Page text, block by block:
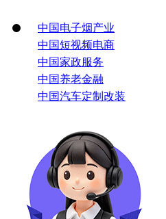
中国电子烟产业
中国短视频电商
中国家政服务
中国养老金融
中国汽车定制改装